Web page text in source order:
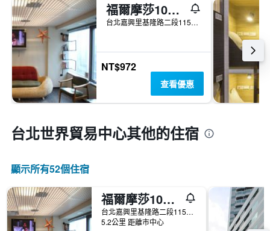
福爾摩莎101青年旅館
台北嘉興里基隆路二段115號12樓
NT$972
查看優惠
台北世界貿易中心​其他的住宿
顯示所有52​個住宿
福爾摩莎101青年旅館
台北嘉興里基隆路二段115號12樓
5.2公里 距離市中心